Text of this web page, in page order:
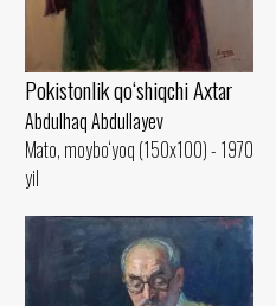
Pokistonlik qo‘shiqchi Axtar
Abdulhaq Abdullayev
Mato, moybo‘yoq (150x100) - 1970
yil